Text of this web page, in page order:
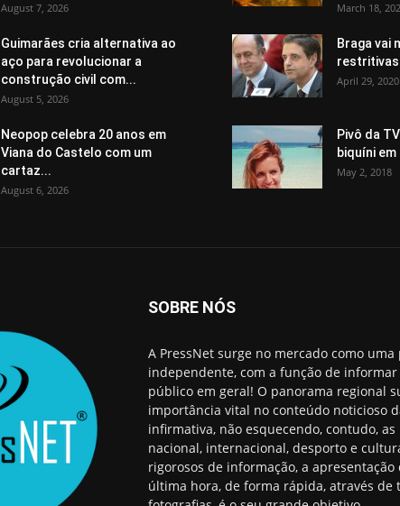
August 7, 2026
Guimarães cria alternativa ao
aço para revolucionar a
construção civil com...
August 5, 2026
Neopop celebra 20 anos em
Viana do Castelo com um
cartaz...
August 6, 2026
March 18,
Braga vai
restritivas
April 29, 2020
Pivô da
biquíni
May 2, 2018
SOBRE NÓS
A PressNet surge no mercado como
independente, com a função de
público em geral! O panorama regional
importância vital no conteúdo noticioso
infirmativa, não esquecendo, contudo,
nacional, internacional, desporto e
rigorosos de informação, a
última hora, de forma rápida, através de